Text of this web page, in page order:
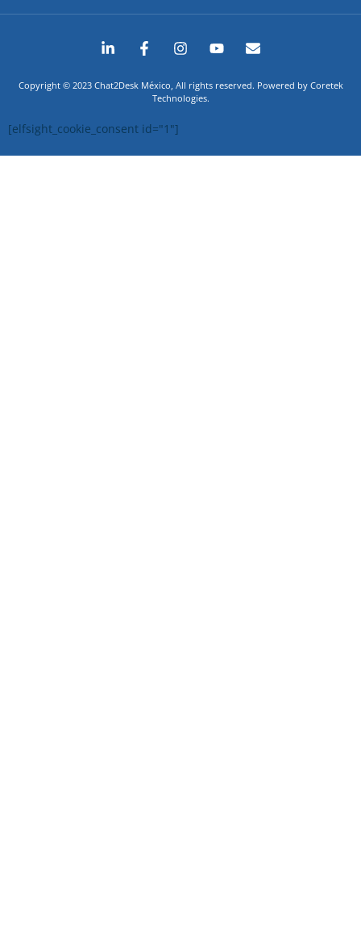
Copyright © 2023 Chat2Desk México, All rights reserved. Powered by Coretek
Technologies.
[elfsight_cookie_consent id="1"]